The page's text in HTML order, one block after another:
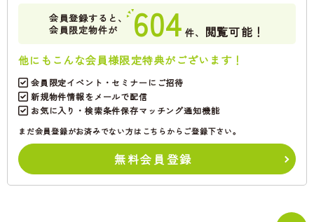
会員登録すると、
会員限定物件が
604 件、 閲覧可能！
他にもこんな会員様限定特典がございます！
会員限定イベント・セミナーにご招待
新規物件情報をメールで配信
お気に入り・検索条件保存マッチング通知機能
まだ会員登録がお済みでない方はこちらからご登録下さい。
無料会員登録